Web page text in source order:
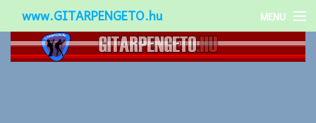
www.GITARPENGETO.hu MENU
Népszerű-